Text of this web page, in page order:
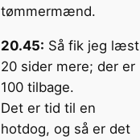
tømmermænd.
20.45: Så fik jeg læst
20 sider mere; der er
100 tilbage.
Det er tid til en
hotdog, og så er det